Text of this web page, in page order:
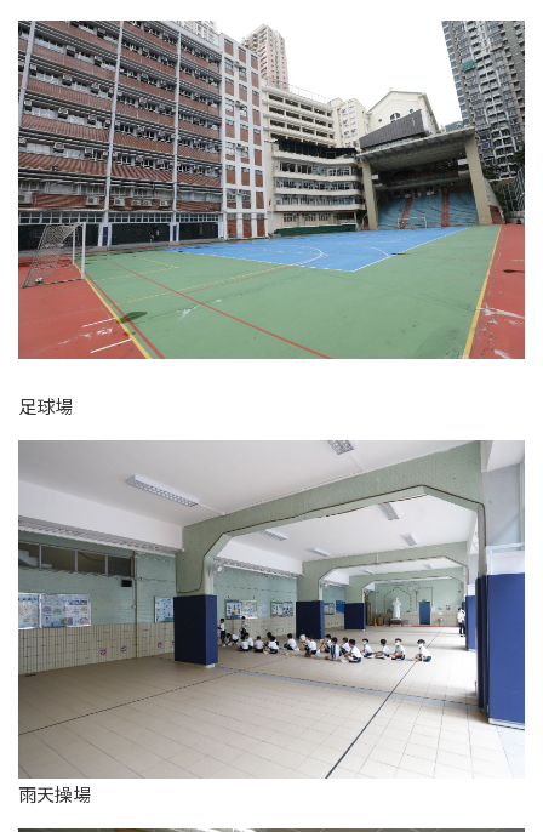
足球場
雨天操場